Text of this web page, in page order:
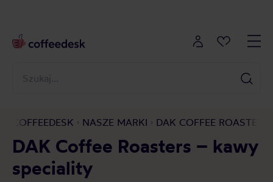
COFFEEDESK NASZE MARKI DAK COFFEE ROASTERS
DAK Coffee Roasters – kawy
speciality